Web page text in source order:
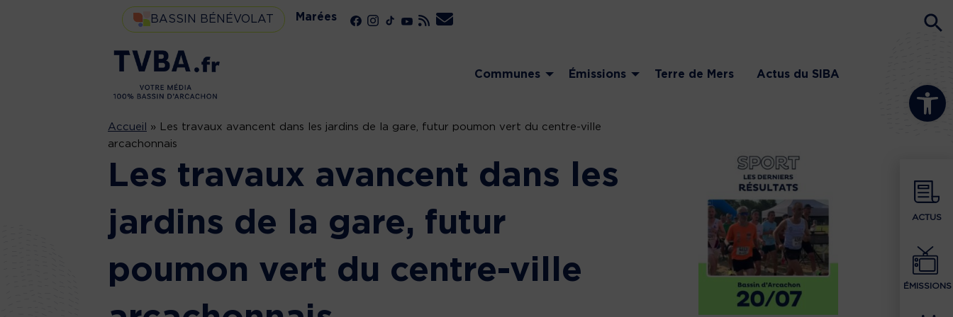
Ouvrir la
ACTUS
ÉMISSIONS
BASSIN BÉNÉVOLAT Marées
Communes Émissions Terre de Mers Actus du SIBA
Accueil »
Les travaux avancent dans les jardins de la gare, futur poumon vert du centre-ville
arcachonnais
Les travaux avancent dans les
jardins de la gare, futur
poumon vert du centre-ville